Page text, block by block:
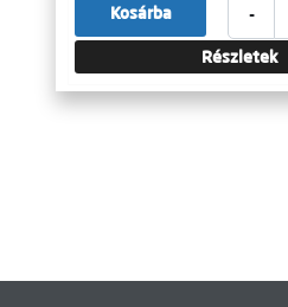
-
Kosárba
Részletek